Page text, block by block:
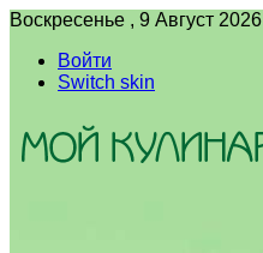
Воскресенье , 9 Август 2026
Войти
Switch skin